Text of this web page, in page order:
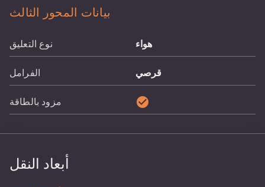
بيانات المحور الثالث
نوع التعليق هواء
الفرامل قرصي
مزود بالطاقة check_circle
أبعاد النقل